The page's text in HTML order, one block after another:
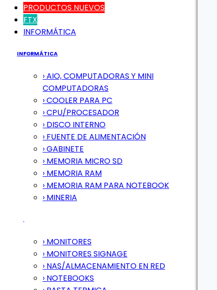
PRODUCTOS NUEVOS
FTX
INFORMÁTICA
INFORMÁTICA
› AIO, COMPUTADORAS Y MINI
COMPUTADORAS
› COOLER PARA PC
› CPU/PROCESADOR
› DISCO INTERNO
› FUENTE DE ALIMENTACIÓN
› GABINETE
› MEMORIA MICRO SD
› MEMORIA RAM
› MEMORIA RAM PARA NOTEBOOK
› MINERIA
› MONITORES
› MONITORES SIGNAGE
› NAS/ALMACENAMIENTO EN RED
› NOTEBOOKS